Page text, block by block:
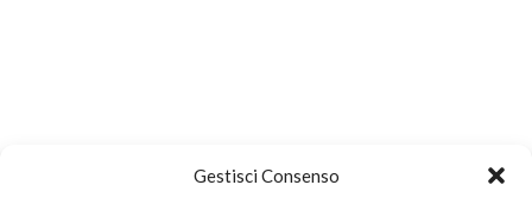
Gestisci Consenso